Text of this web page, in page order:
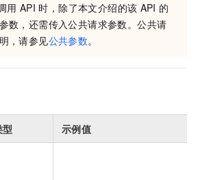
用 API 时，除了本文介绍的该 API 的
数，还需传入公共请求参数。公共请
，请参见公共参数。
型 示例值